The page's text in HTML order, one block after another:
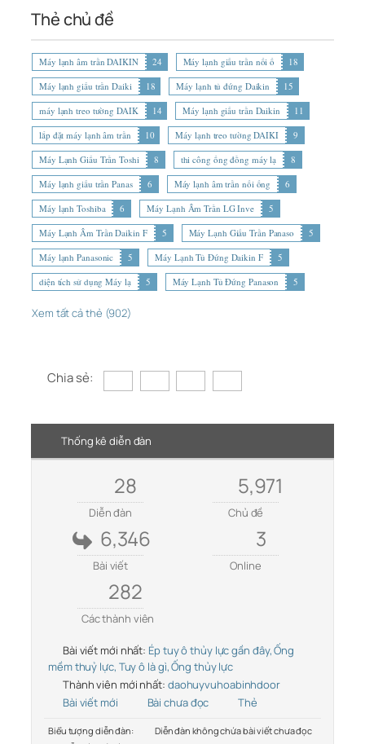
Thẻ chủ đề
Máy lạnh âm trần DAIKIN 24 Máy lạnh giấu trần nối ố
18
Máy lạnh giấu trần Daiki
18 Máy lạnh tủ đứng Daikin
15
máy lạnh treo tường DAIK
14 Máy lạnh giấu trần Daikin
11
lắp đặt máy lạnh âm trần
10 Máy lạnh treo tường DAIKI
9
Máy Lạnh Giấu Trần Toshi
8 thi công ống đồng máy lạ
8
Máy lạnh giấu trần Panas
6 Máy lạnh âm trần nối ống
6
Máy lạnh Toshiba
6 Máy Lạnh Âm Trần LG Inve
5
Máy Lạnh Âm Trần Daikin F
5 Máy Lạnh Giấu Trần Panaso
5
Máy lạnh Panasonic
5 Máy Lạnh Tủ Đứng Daikin F
5
diện tích sử dụng Máy lạ
5 Máy Lạnh Tủ Đứng Panason 5
Xem tất cả thẻ (902)
Chia sẻ:
Thống kê diễn đàn
28
Diễn đàn
5,971
Chủ đề
6,346
Bài viết
3
Online
282
Các thành viên
Bài viết mới nhất: Ép tuy ô thủy lực gần đây, Ống
mềm thuỷ lực, Tuy ô là gì, Ống thủy lực
Thành viên mới nhất: daohuyvuhoabinhdoor
Bài viết mới
Bài chưa đọc Thẻ
Biểu tượng diễn đàn:
Diễn đàn không chứa bài viết chưa đọc